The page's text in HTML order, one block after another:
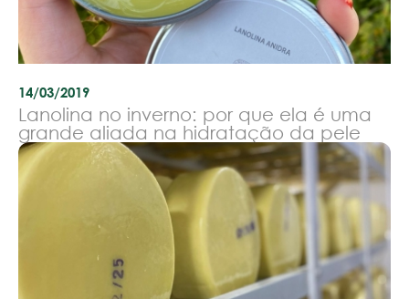
14/03/2019
Lanolina no inverno: por que ela é uma
grande aliada na hidratação da pele